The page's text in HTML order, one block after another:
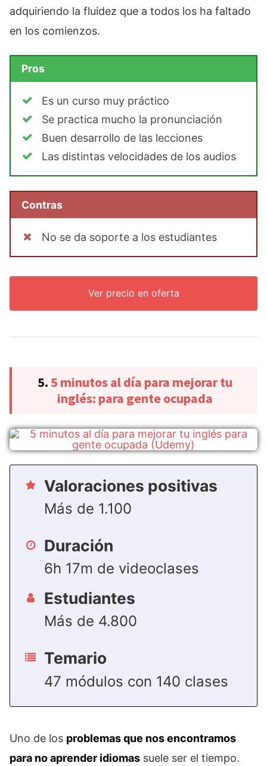
adquiriendo la fluidez que a todos los ha faltado
en los comienzos.
Pros
Es un curso muy práctico
Se practica mucho la pronunciación
Buen desarrollo de las lecciones
Las distintas velocidades de los audios
Contras
No se da soporte a los estudiantes
Ver precio en oferta
5. 5 minutos al día para mejorar tu
inglés: para gente ocupada
Valoraciones positivas
Más de 1.100
Duración
6h 17m de videoclases
Estudiantes
Más de 4.800
Temario
47 módulos con 140 clases
Uno de los problemas que nos encontramos
para no aprender idiomas suele ser el tiempo.